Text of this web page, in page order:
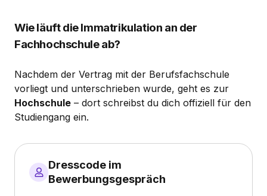
Wie läuft die Immatrikulation an der
Fachhochschule ab?
Nachdem der Vertrag mit der Berufsfachschule
vorliegt und unterschrieben wurde, geht es zur
Hochschule – dort schreibst du dich offiziell für den
Studiengang ein.
Dresscode im
Bewerbungsgespräch